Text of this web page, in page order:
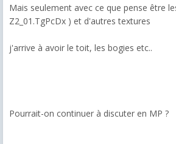
Mais seulement avec ce que pense être
Z2_01.TgPcDx ) et d'autres textures
j'arrive à avoir le toit, les bogies etc..
Pourrait-on continuer à discuter en MP ?